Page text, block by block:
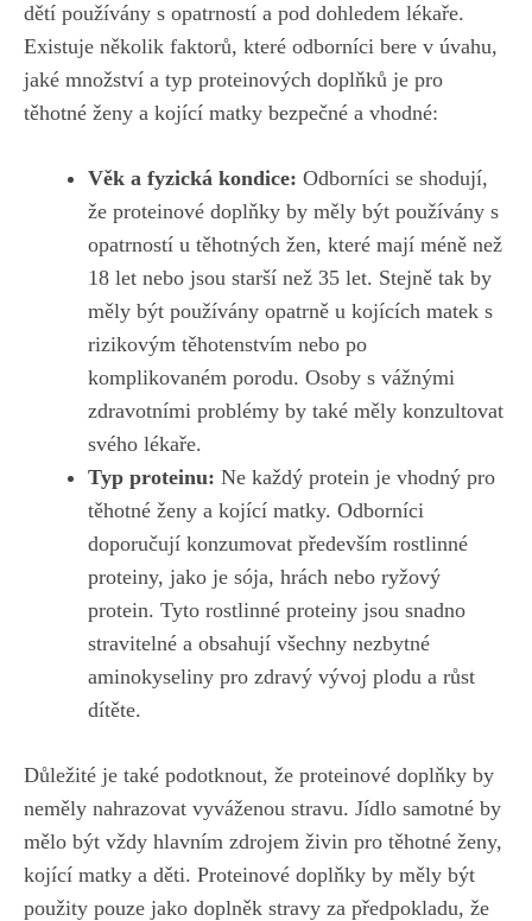
dětí⁣ používány s opatrností a pod dohledem lékaře.
Existuje několik faktorů, ⁣které ​odborníci‍ bere v úvahu,
‍jaké množství a typ proteinových doplňků⁢ je pro‌
těhotné ženy a ⁢kojící matky⁣ bezpečné a vhodné:
Věk⁣ a fyzická kondice: Odborníci se shodují,
že proteinové ‍doplňky by měly být používány⁣ s
opatrností u těhotných žen, ​které ⁢mají méně než
‌18 ⁣let ⁤nebo jsou ⁢starší než 35 let.⁤ Stejně tak‍ by
měly ⁣být ⁤používány​ opatrně u kojících matek s
rizikovým těhotenstvím nebo po
komplikovaném​ porodu. Osoby s vážnými
zdravotními ‌problémy by ‍také měly​ konzultovat
svého lékaře.
Typ⁤ proteinu: Ne⁤ každý protein je⁢ vhodný ‌pro
těhotné ženy⁤ a kojící matky. Odborníci
doporučují⁢ konzumovat především ​rostlinné
proteiny, ⁢jako⁤ je sója, hrách nebo ryžový
protein. Tyto rostlinné proteiny jsou⁢ snadno
stravitelné a obsahují všechny nezbytné⁣
aminokyseliny pro zdravý vývoj plodu a ‍růst
dítěte.
Důležité je také podotknout, že proteinové doplňky by
neměly nahrazovat vyváženou stravu. ​Jídlo samotné ⁢by
mělo být vždy⁣ hlavním zdrojem živin pro těhotné ženy,
⁣kojící matky a děti. Proteinové⁤ doplňky by měly být ​
použity pouze jako ⁢doplněk⁤ stravy za předpokladu, že